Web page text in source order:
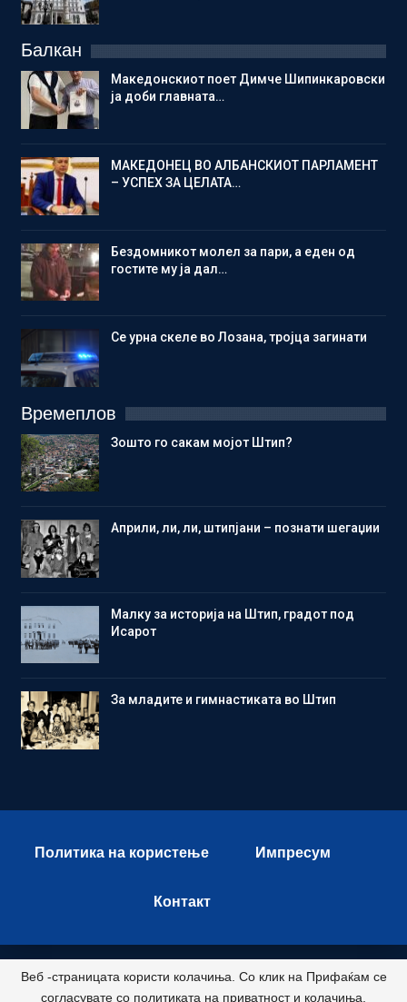
Балкан
Македонскиот поет Димче Шипинкаровски
ја доби главната…
МАКЕДОНЕЦ ВО АЛБАНСКИОТ ПАРЛАМЕНТ
– УСПЕХ ЗА ЦЕЛАТА…
Бездомникот молел за пари, а еден од
гостите му ја дал…
Се урна скеле во Лозана, тројца загинати
Времеплов
Зошто го сакам мојот Штип?
Aприли, ли, ли, штипјани – познати шегаџии
Малку за историја на Штип, градот под
Исарот
Зa младите и гимнастиката во Штип
Политика на користење Импресум
Контакт
© 2026 - Istok Press. All Rights Reserved.
Веб -страницата користи колачиња. Со клик на Прифаќам се
согласувате со политиката на приватност и колачиња.